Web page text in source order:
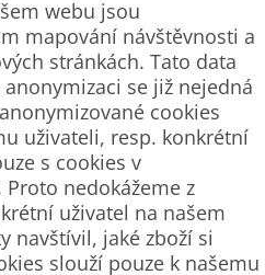
webu jsou
mapování návštěvnosti a
stránkách. Tato data
se již nejedná
cookies
uživateli, resp. konkrétní
s cookies v
nedokážeme z
uživatel na našem
navštívil, jaké zboží si
slouží pouze k našemu